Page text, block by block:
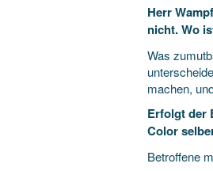
Herr
nicht. Wo
Was
machen,
Erfolgt der
Color
Betroffene